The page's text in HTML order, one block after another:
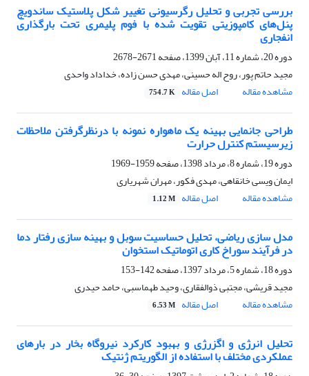
بررسی تجربی و تحلیل رگرسیونی تغییر شکل پلاستیک ساندویچ
پنل‌های کامپوزیتی تقویت شده با فوم پلیمری تحت بارگذاری
انفجاری
دوره 20، شماره 11، آبان 1399، صفحه
2671-2678
مجید حاتم پور، روح اله حسینی، مهدی حسن زاده، خداداد واحدی
مشاهده مقاله
اصل مقاله 754.7 K
طراحی جانمایی بهینه یک ماهواره نمونه با درنظرگرفتن ملاحظات
زیرسیستم کنترل حرارت
دوره 19، شماره 8، مرداد 1398، صفحه
1959-1969
ایمان ویسی خانقاهی، مهدی فکور، مهران شهریاری
مشاهده مقاله
اصل مقاله 1.12 M
مدل سازی ریاضی، تحلیل حساسیت سوبل و بهینه سازی رفتار دما
در فرآیند سوراخ کاری اتوماتیک استخوان
دوره 18، شماره 5، مرداد 1397، صفحه
142-153
مجید قریشی، مجتبی ذوالفقاری، وحید طهماسبی، حامد حیدری
مشاهده مقاله
اصل مقاله 6.53 M
تحلیل انرژی و اگزرژی و بهبود کارکرد نیروگاه بخار در بارهای
عملکردی مختلف با استفاده از الگوریتم ژنتیک